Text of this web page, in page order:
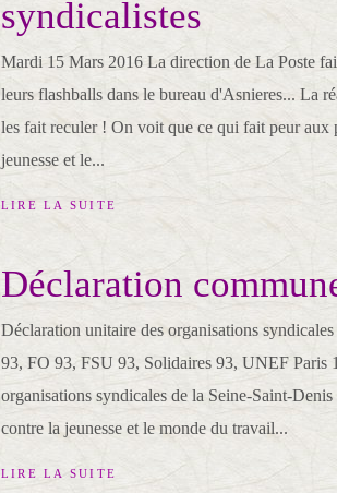
syndicalistes
Mardi 15 Mars 2016 La direction de La Poste
leurs flashballs dans le bureau d'Asnieres... La
les fait reculer ! On voit que ce qui fait peur aux
jeunesse et le...
LIRE LA SUITE
Déclaration
Déclaration unitaire des organisations
93, FO 93, FSU 93, Solidaires 93, UNEF Paris
organisations syndicales de la Seine-Saint-
contre la jeunesse et le monde du travail...
LIRE LA SUITE